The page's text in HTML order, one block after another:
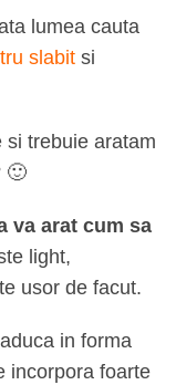
lumea cauta
slabitsi
si trebuie aratam
🙂
va arat cum sa
light,
usor de facut.
in forma
incorpora foarte